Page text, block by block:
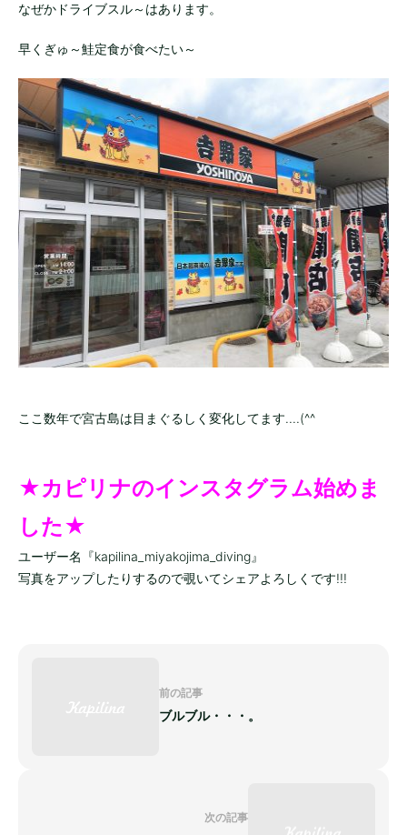
なぜかドライブスル～はあります。
早くぎゅ～鮭定食が食べたい～
ここ数年で宮古島は目まぐるしく変化してます....(^^
★カピリナのインスタグラム始めま
した★
ユーザー名『kapilina_miyakojima_diving』
写真をアップしたりするので覗いてシェアよろしくです!!!
前の記事
ブルブル・・・。
次の記事